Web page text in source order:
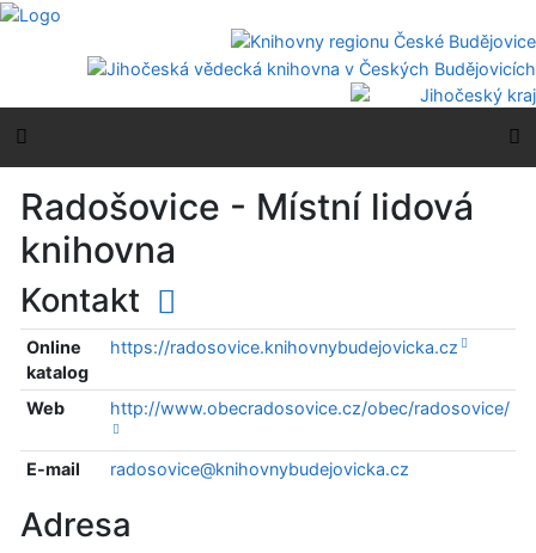
Přejít na obsah
Prohlášení o webové přístupnosti
Radošovice - Místní lidová
knihovna
Kontakt
Online
katalog
https://radosovice.knihovnybudejovicka.cz
Web http://www.obecradosovice.cz/obec/radosovice/
E-mail radosovice@knihovnybudejovicka.cz
Adresa